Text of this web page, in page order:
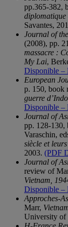
pp.365-382,
diplomatique
Savantes,
Journal of
(2008), pp.
massacre :
My Lai,
Disponible –
European
p. 150, book
guerre
Disponible –
Journal of
pp. 128-130,
Varaschin,
siècle et leurs
2003. (PDF
Journal of
review of
Vietnam,
Disponible –
Approches-
Marr,
University of